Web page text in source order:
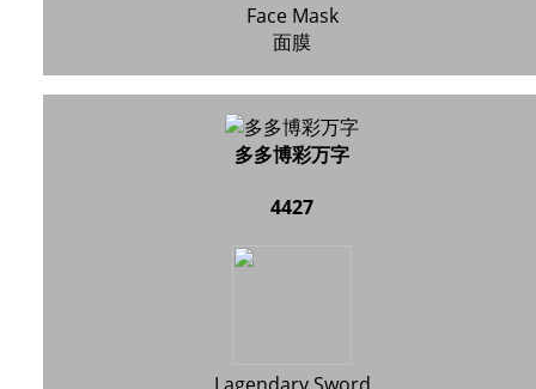
Face Mask
面膜
多多博彩万字
4427